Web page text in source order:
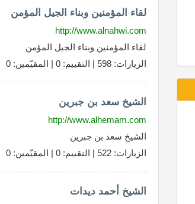
لقاء المؤمنين وبناء الجيل المؤمن
http://www.alnahwi.com
لقاء المؤمنين وبناء الجيل المؤمن
الزيارات: 598 | التقييم: 0 | المقيّمين: 0
الشيخ سعد بن جبرين
http://www.alhemam.com
الشيخ سعد بن جبرين
الزيارات: 522 | التقييم: 0 | المقيّمين: 0
الشيخ أحمد ديدات